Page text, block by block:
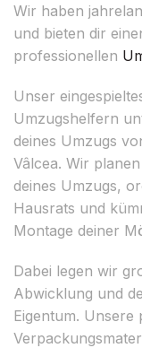
Wir haben
und bieten dir
professionellen
Unser
Umzugshelfern
deines Umzugs
Vâlcea. Wir
deines Umzugs,
Hausrats und
Montage deiner
Dabei legen wir
Abwicklung und
Eigentum. Unsere